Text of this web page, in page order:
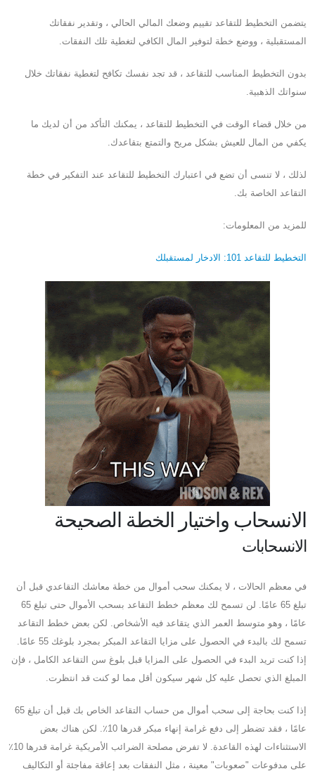
يتضمن التخطيط للتقاعد تقييم وضعك المالي الحالي ، وتقدير نفقاتك
المستقبلية ، ووضع خطة لتوفير المال الكافي لتغطية تلك النفقات.
بدون التخطيط المناسب للتقاعد ، قد تجد نفسك تكافح لتغطية نفقاتك خلال
سنواتك الذهبية.
من خلال قضاء الوقت في التخطيط للتقاعد ، يمكنك التأكد من أن لديك ما
يكفي من المال للعيش بشكل مريح والتمتع بتقاعدك.
لذلك ، لا تنسى أن تضع في اعتبارك التخطيط للتقاعد عند التفكير في خطة
التقاعد الخاصة بك.
للمزيد من المعلومات:
التخطيط للتقاعد 101: الادخار لمستقبلك
الانسحاب واختيار الخطة الصحيحة
الانسحابات
في معظم الحالات ، لا يمكنك سحب أموال من خطة معاشك التقاعدي قبل أن
تبلغ 65 عامًا. لن تسمح لك معظم خطط التقاعد بسحب الأموال حتى تبلغ 65
عامًا ، وهو متوسط ​​العمر الذي يتقاعد فيه الأشخاص. لكن بعض خطط التقاعد
تسمح لك بالبدء في الحصول على مزايا التقاعد المبكر بمجرد بلوغك 55 عامًا.
إذا كنت تريد البدء في الحصول على المزايا قبل بلوغ سن التقاعد الكامل ، فإن
المبلغ الذي تحصل عليه كل شهر سيكون أقل مما لو كنت قد انتظرت.
إذا كنت بحاجة إلى سحب أموال من حساب التقاعد الخاص بك قبل أن تبلغ 65
عامًا ، فقد تضطر إلى دفع غرامة إنهاء مبكر قدرها 10٪. لكن هناك بعض
الاستثناءات لهذه القاعدة. لا تفرض مصلحة الضرائب الأمريكية غرامة قدرها 10٪
على مدفوعات "صعوبات" معينة ، مثل النفقات بعد إعاقة مفاجئة أو التكاليف